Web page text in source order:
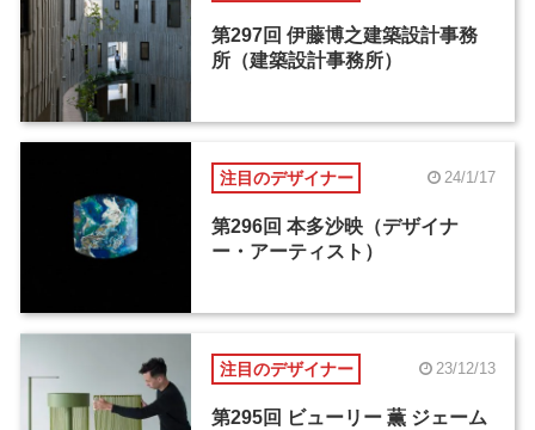
第297回 伊藤博之建築設計事務
所（建築設計事務所）
注目のデザイナー 24/1/17
第296回 本多沙映（デザイナ
ー・アーティスト）
注目のデザイナー 23/12/13
第295回 ビューリー 薫 ジェーム